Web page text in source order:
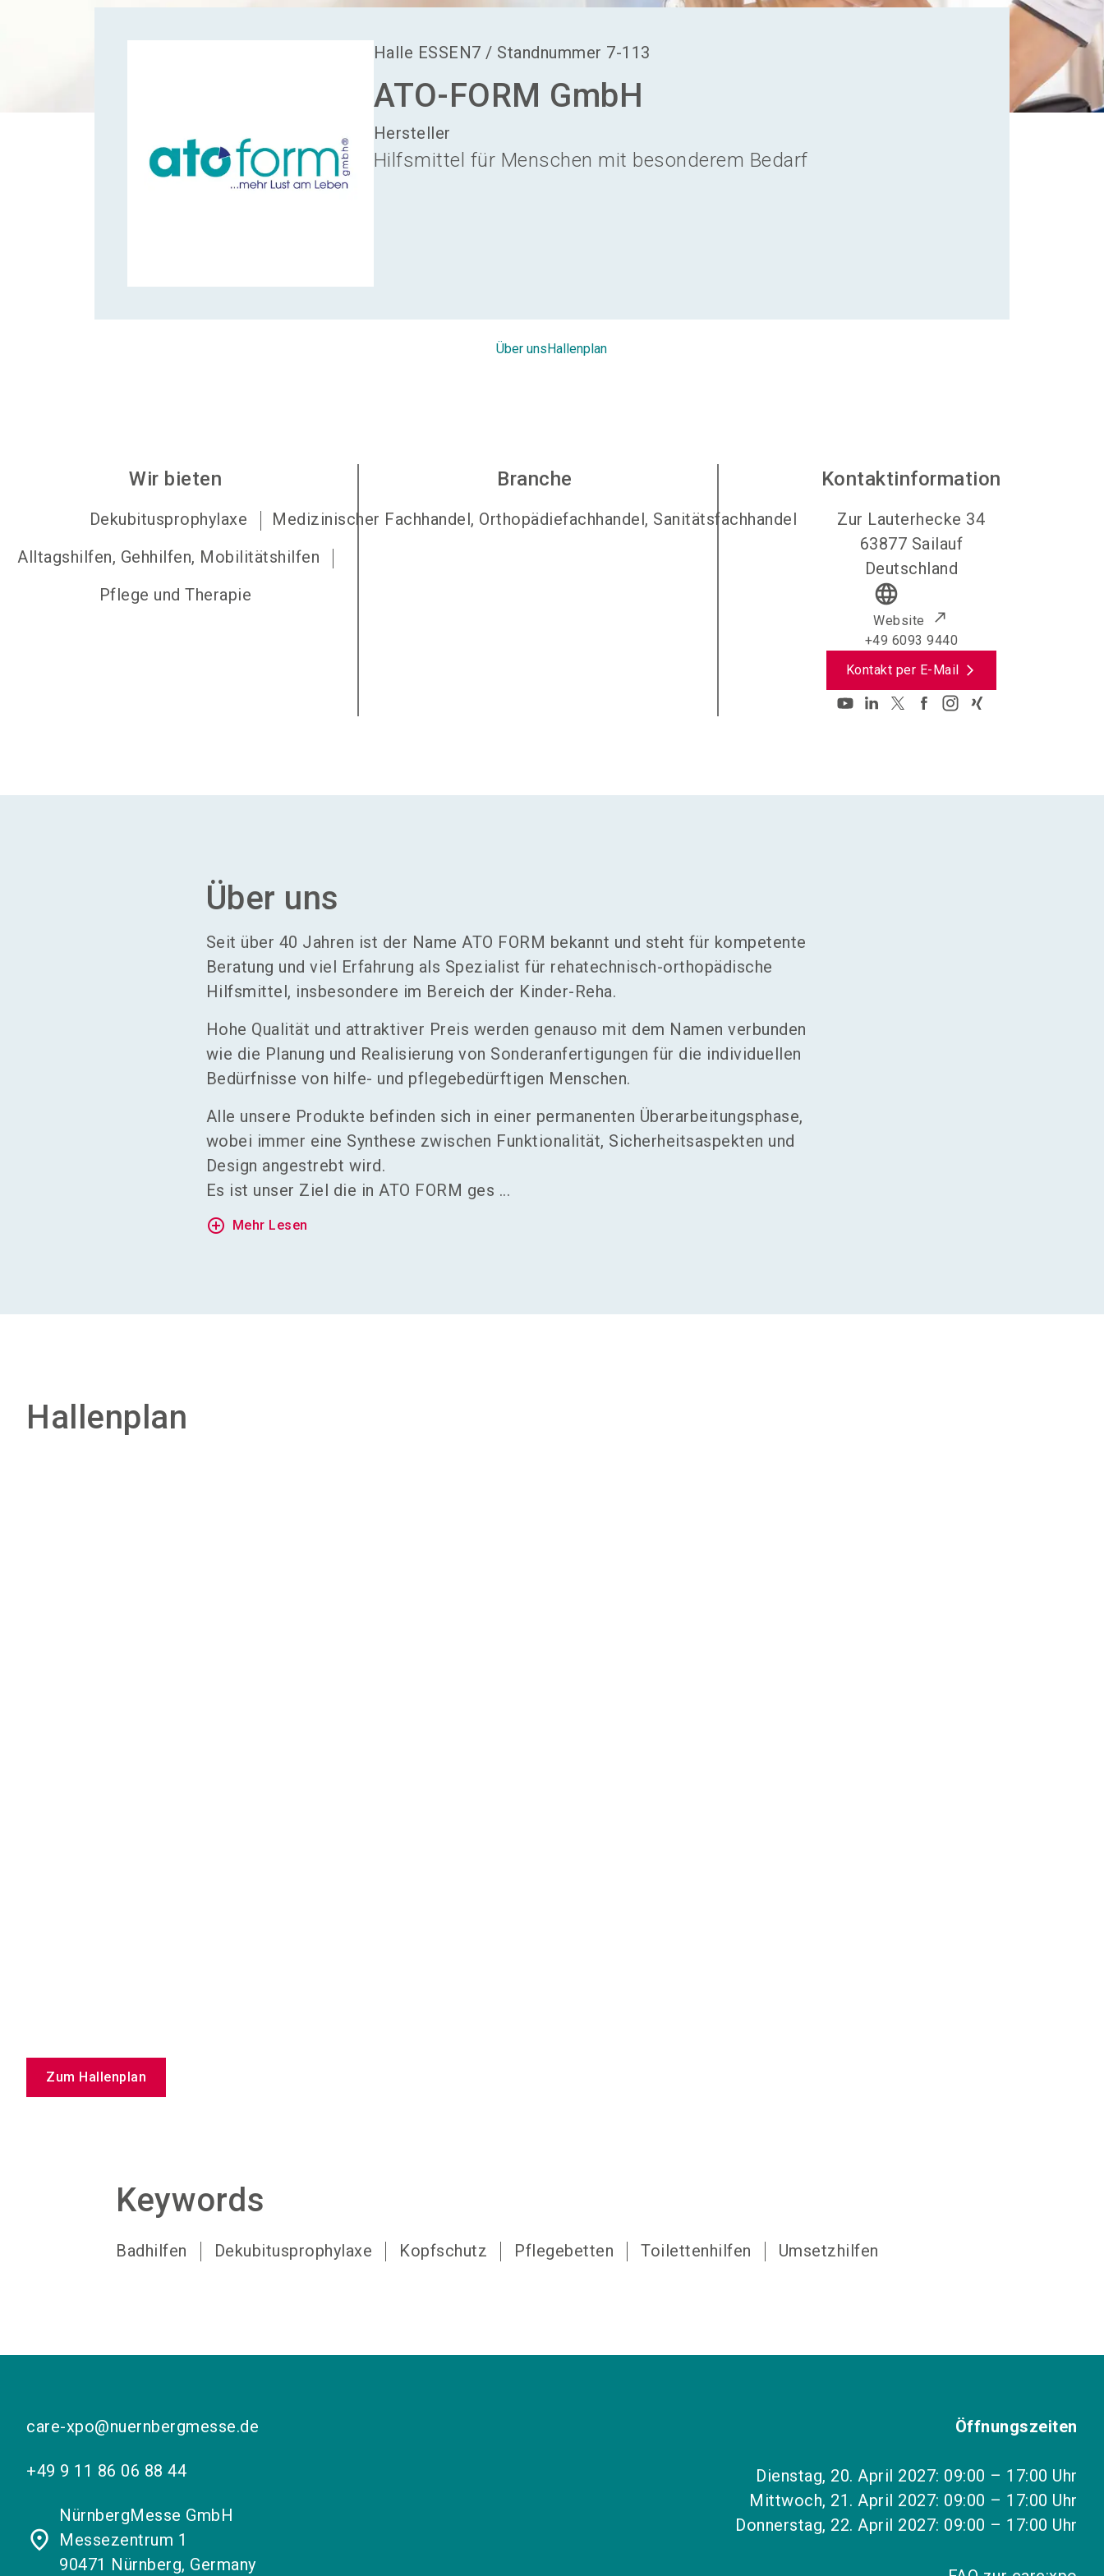
Halle ESSEN7 / Standnummer 7-113
ATO-FORM GmbH
Hersteller
Hilfsmittel für Menschen mit besonderem Bedarf
Über unsHallenplan
Wir bieten
Dekubitusprophylaxe
Alltagshilfen, Gehhilfen, Mobilitätshilfen
Pflege und Therapie
Branche
Medizinischer Fachhandel, Orthopädiefachhandel, Sanitätsfachhandel
Kontaktinformation
Zur Lauterhecke 34
63877 Sailauf
Deutschland
language
Website
+49 6093 9440
Kontakt per E-Mail
Über uns
Seit über 40 Jahren ist der Name ATO FORM bekannt und steht für kompetente
Beratung und viel Erfahrung als Spezialist für rehatechnisch-orthopädische
Hilfsmittel, insbesondere im Bereich der Kinder-Reha.
Hohe Qualität und attraktiver Preis werden genauso mit dem Namen verbunden
wie die Planung und Realisierung von Sonderanfertigungen für die individuellen
Bedürfnisse von hilfe- und pflegebedürftigen Menschen.
Alle unsere Produkte befinden sich in einer permanenten Überarbeitungsphase,
wobei immer eine Synthese zwischen Funktionalität, Sicherheitsaspekten und
Design angestrebt wird.
Es ist unser Ziel die in ATO FORM ges ...
add_circle_outline Mehr Lesen
Hallenplan
Zum Hallenplan
Keywords
Badhilfen Dekubitusprophylaxe Kopfschutz Pflegebetten Toilettenhilfen Umsetzhilfen
care-xpo@nuernbergmesse.de
+49 9 11 86 06 88 44
place
NürnbergMesse GmbH
Messezentrum 1
90471 Nürnberg, Germany
Öffnungszeiten
Dienstag, 20. April 2027: 09:00 – 17:00 Uhr
Mittwoch, 21. April 2027: 09:00 – 17:00 Uhr
Donnerstag, 22. April 2027: 09:00 – 17:00 Uhr